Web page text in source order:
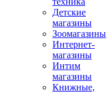
Детские
магазины
Зоомагазины
Интернет-
магазины
Интим
магазины
Книжные,